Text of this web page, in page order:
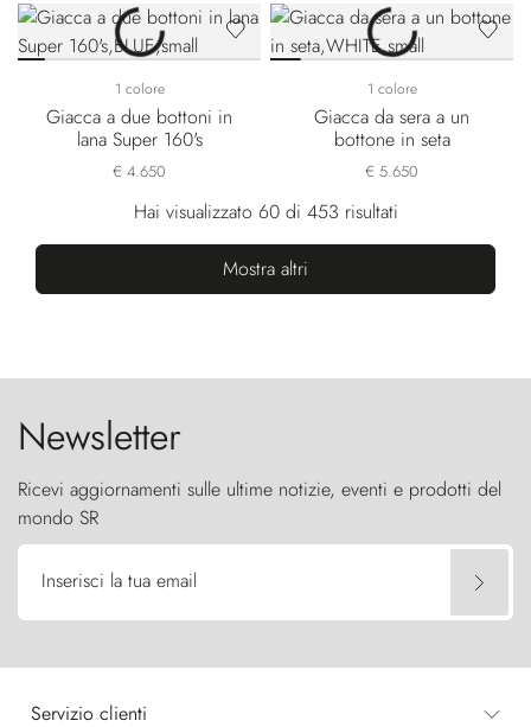
1 colore
Giacca a due bottoni in
lana Super 160's
€ 4.650
1 colore
Giacca da sera a un
bottone in seta
€ 5.650
Hai visualizzato 60 di 453 risultati
Mostra altri
Newsletter
Ricevi aggiornamenti sulle ultime notizie, eventi e prodotti del
mondo SR
Inserisci la tua email
Servizio clienti